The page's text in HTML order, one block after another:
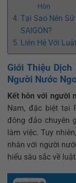
Hôn
Tại Sao Nên
SAIGON?
Liên Hệ Với
Giới Thiệu
Người Nước
Kết hôn với người
Nam, đặc biệt tại
đông đảo chuyên
làm việc. Tuy
nhân với người
hiểu sâu sắc về